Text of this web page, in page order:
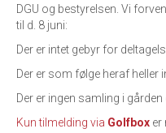
DGU og bestyrelsen. Vi
til d. 8 juni:
Der er intet gebyr for
Der er som følge heraf heller
Der er ingen samling i
Kun tilmelding via Golfbox er